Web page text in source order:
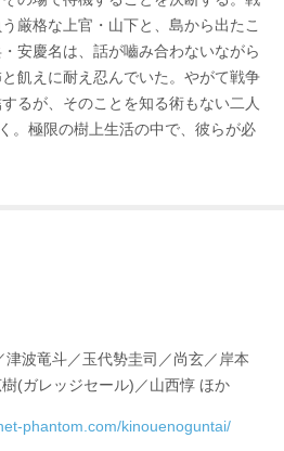
厳格な上官・山下と、島から出たこ
安慶名は、話が嚙み合わないながら
飢えに耐え忍んでいた。やがて戦争
るが、そのことを知る術もない二人
。極限の樹上生活の中で、彼らが必
波竜斗／玉代㔟圭司／尚玄／岸本
(ガレッジセール)／山西惇 ほか
phantom.com/kinouenoguntai/